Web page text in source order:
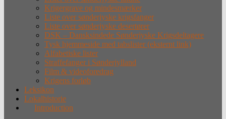
Krigergrave og mindesmærker
Liste over sønderjyske krigsfanger
Liste over sønderjyske desertører
DSK – Dansksindede Sønderjyske Krigsdeltagere
Tysk hjemmeside med tabslister (eksternt link)
Alfabetiske lister
Straffefanger i Sønderjylland
Film & videoforedrag
Krigens forløb
Leksikon
Lokalhistorie
Introduction